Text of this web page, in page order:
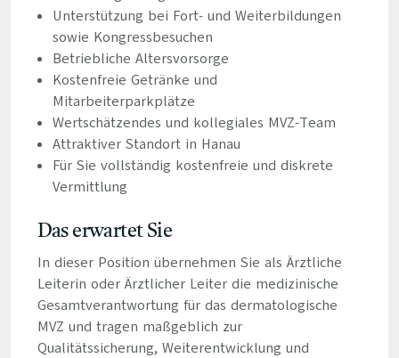
Unterstützung bei Fort- und Weiterbildungen
sowie Kongressbesuchen
Betriebliche Altersvorsorge
Kostenfreie Getränke und
Mitarbeiterparkplätze
Wertschätzendes und kollegiales MVZ-Team
Attraktiver Standort in Hanau
Für Sie vollständig kostenfreie und diskrete
Vermittlung
Das erwartet Sie
In dieser Position übernehmen Sie als Ärztliche
Leiterin oder Ärztlicher Leiter die medizinische
Gesamtverantwortung für das dermatologische
MVZ und tragen maßgeblich zur
Qualitätssicherung, Weiterentwicklung und